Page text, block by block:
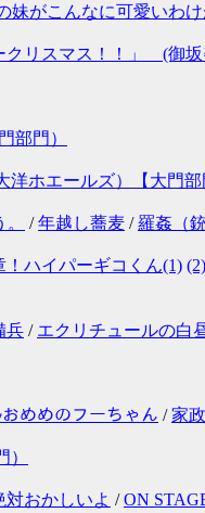
がこんなに可愛いわ
クリスマス！！」 (御
部門）
洋ホエールズ）【大門部
/年越し蕎麦 /羅姦（銃
！ハイパーギコくん(1)
兵 / エクリチュールの白
おめめのフーちゃん /家
対おかしいよ /ON